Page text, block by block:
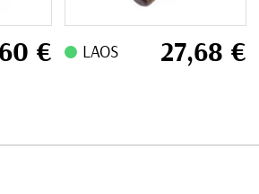
€ LAOS 27,68 €